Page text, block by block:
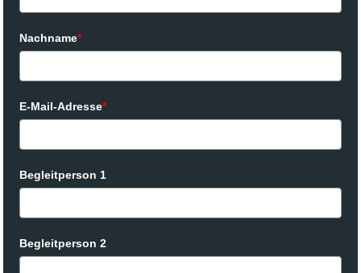
Nachname*
E-Mail-Adresse*
Begleitperson 1
Begleitperson 2